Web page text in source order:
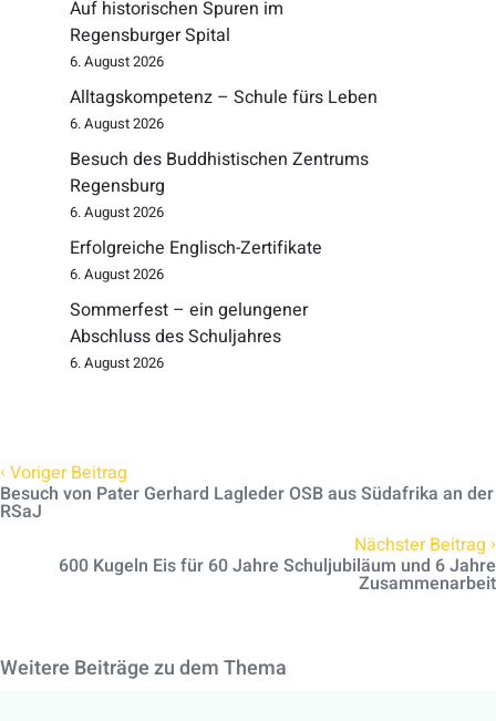
Auf historischen Spuren im
Regensburger Spital
6. August 2026
Alltagskompetenz – Schule fürs Leben
6. August 2026
Besuch des Buddhistischen Zentrums
Regensburg
6. August 2026
Erfolgreiche Englisch-Zertifikate
6. August 2026
Sommerfest – ein gelungener
Abschluss des Schuljahres
6. August 2026
‹ Voriger Beitrag
Besuch von Pater Gerhard Lagleder OSB aus Südafrika an der
RSaJ
Nächster Beitrag ›
600 Kugeln Eis für 60 Jahre Schuljubiläum und 6 Jahre
Zusammenarbeit
Weitere Beiträge zu dem Thema